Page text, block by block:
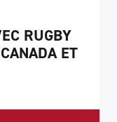
RUGBY
ET